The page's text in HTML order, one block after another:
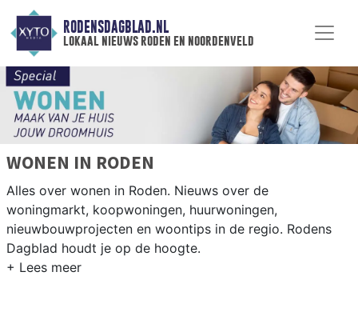
RODENSDAGBLAD.NL
lokaal nieuws roden en noordenveld
WONEN IN RODEN
Alles over wonen in Roden. Nieuws over de
woningmarkt, koopwoningen, huurwoningen,
nieuwbouwprojecten en woontips in de regio. Rodens
Dagblad houdt je op de hoogte.